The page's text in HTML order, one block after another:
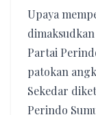
Upaya
Partai
patokan
Sekedar
Perindo